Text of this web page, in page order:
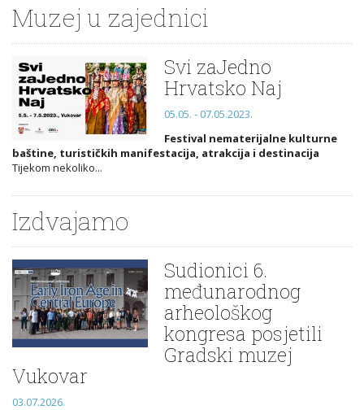
Muzej u zajednici
Svi zaJedno
Hrvatsko Naj
05.05. - 07.05.2023.
Festival nematerijalne kulturne
baštine, turističkih manifestacija, atrakcija i destinacija
Tijekom nekoliko...
Izdvajamo
Sudionici 6.
međunarodnog
arheološkog
kongresa posjetili
Gradski muzej
Vukovar
03.07.2026.